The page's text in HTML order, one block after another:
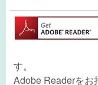
す。
Adobe Readerをお